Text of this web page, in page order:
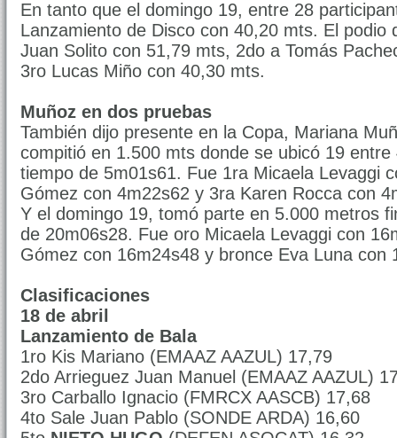
En tanto que el domingo 19, entre 28
Lanzamiento de Disco con 40,20 mts. El podio
Juan Solito con 51,79 mts, 2do a Tomás
3ro Lucas Miño con 40,30 mts.
Muñoz en dos pruebas
También dijo presente en la Copa, Mariana
compitió en 1.500 mts donde se ubicó 19
tiempo de 5m01s61. Fue 1ra Micaela Levaggi
Gómez con 4m22s62 y 3ra Karen Rocca con
Y el domingo 19, tomó parte en 5.000 metros
de 20m06s28. Fue oro Micaela Levaggi con
Gómez con 16m24s48 y bronce Eva Luna con
Clasificaciones
18 de abril
Lanzamiento de Bala
1ro Kis Mariano (EMAAZ AAZUL) 17,79
2do Arrieguez Juan Manuel (EMAAZ AAZUL)
3ro Carballo Ignacio (FMRCX AASCB) 17,68
4to Sale Juan Pablo (SONDE ARDA) 16,60